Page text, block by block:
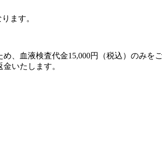
ます。
、血液検査代金15,000円（税込）のみを
いたします。